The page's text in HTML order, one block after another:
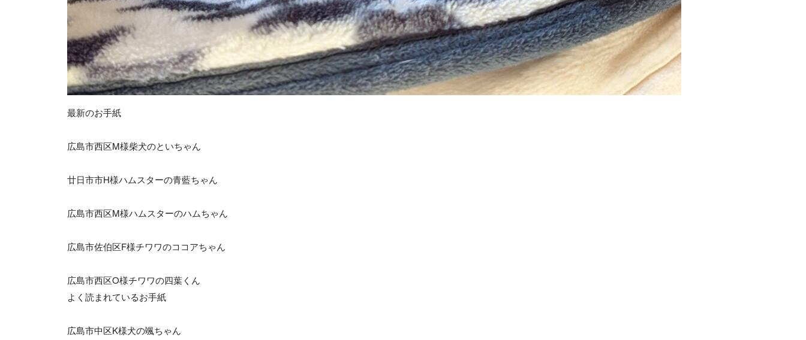
最新のお手紙
広島市西区M様柴犬のといちゃん
廿日市市H様ハムスターの青藍ちゃん
広島市西区M様ハムスターのハムちゃん
広島市佐伯区F様チワワのココアちゃん
広島市西区O様チワワの四葉くん
よく読まれているお手紙
広島市中区K様犬の颯ちゃん